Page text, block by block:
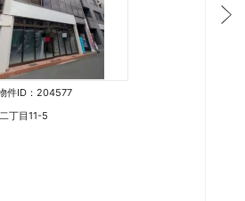
件ID：204577
丁目11-5